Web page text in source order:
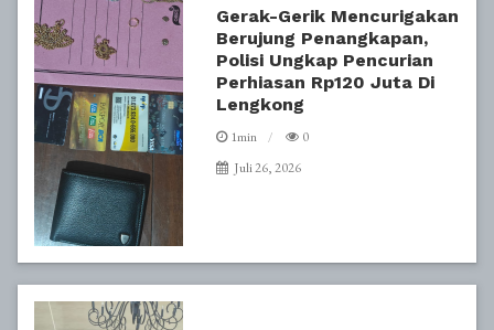
Gerak-Gerik Mencurigakan
Berujung Penangkapan,
Polisi Ungkap Pencurian
Perhiasan Rp120 Juta Di
Lengkong
1min
0
Juli 26, 2026